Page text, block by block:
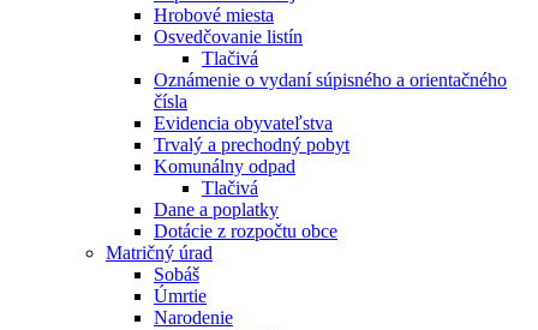
Hrobové miesta
Osvedčovanie listín
Tlačivá
Oznámenie o vydaní súpisného a orientačného
čísla
Evidencia obyvateľstva
Trvalý a prechodný pobyt
Komunálny odpad
Tlačivá
Dane a poplatky
Dotácie z rozpočtu obce
Matričný úrad
Sobáš
Úmrtie
Narodenie